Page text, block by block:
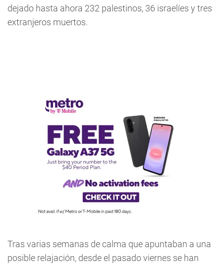
dejado hasta ahora 232 palestinos, 36 israelíes y tres
extranjeros muertos.
Tras varias semanas de calma que apuntaban a una
posible relajación, desde el pasado viernes se han